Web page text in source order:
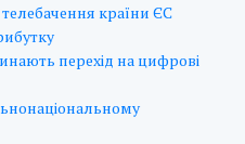
країни ЄС
перехід на цифрові